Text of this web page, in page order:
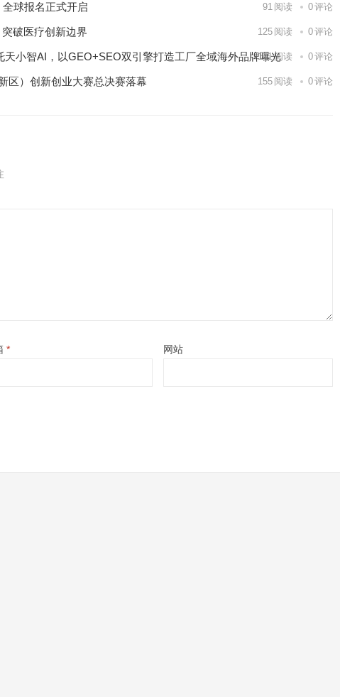
球报名正式开启 91 阅读 0评论
破医疗创新边界 125 阅读 0评论
小智AI，以GEO+SEO双引擎打造工厂全域海外品牌曝光
141阅读 0评论
）创新创业大赛总决赛落幕 155 阅读 0评论
* 网站